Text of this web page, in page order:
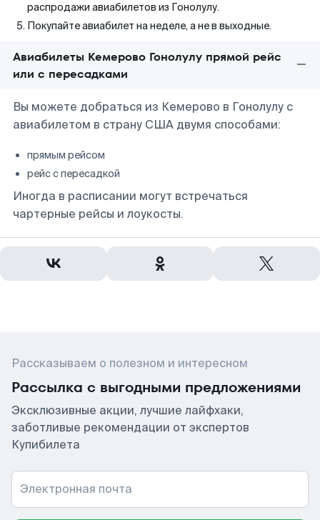
распродажи авиабилетов из Гонолулу.
Покупайте авиабилет на неделе, а не в выходные.
Авиабилеты Кемерово Гонолулу прямой рейс
или с пересадками
Вы можете добраться из Кемерово в Гонолулу с
авиабилетом в страну США двумя способами:
прямым рейсом
рейс с пересадкой
Иногда в расписании могут встречаться
чартерные рейсы и лоукосты.
Рассказываем о полезном и интересном
Рассылка с выгодными предложениями
Эксклюзивные акции, лучшие лайфхаки,
заботливые рекомендации от экспертов
Купибилета
Электронная почта